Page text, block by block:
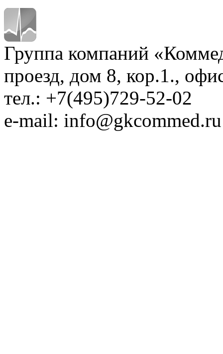
Группа компаний
проезд, дом 8, кор.1.,
тел.: +7(495)729-52-02
e-mail: info@gkcommed.ru